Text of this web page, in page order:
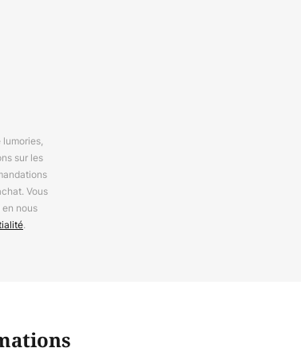
sur les
Vous
nous
.